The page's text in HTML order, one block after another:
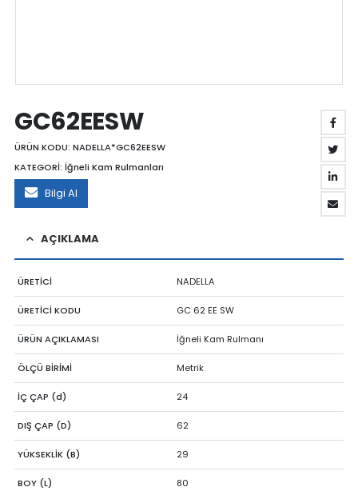
GC62EESW
ÜRÜN KODU: NADELLA*GC62EESW
KATEGORİ: İğneli Kam Rulmanları
Bilgi Al
AÇIKLAMA
ÜRETİCİ NADELLA
ÜRETİCİ KODU GC 62 EE SW
ÜRÜN AÇIKLAMASI İğneli Kam Rulmanı
ÖLÇÜ BİRİMİ Metrik
İÇ ÇAP (d) 24
DIŞ ÇAP (D) 62
YÜKSEKLİK (B) 29
BOY (L) 80